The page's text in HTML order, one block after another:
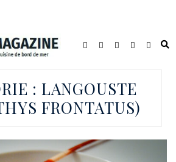
: LANGOUSTE
FRONTATUS)